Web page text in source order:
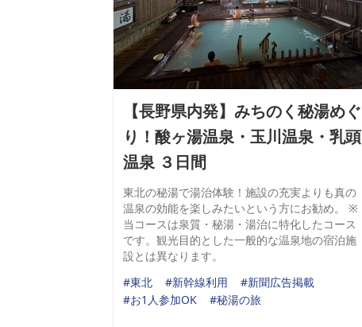
【長野県内発】みちのく秘湯めぐ
り！酸ヶ湯温泉・玉川温泉・乳頭
温泉 ３日間
東北の秘湯で湯治体験！施設の充実よりも真の
温泉の効能を楽しみたいという方にお勧め。 ※
当コースは泉質・秘湯・湯治に特化したコース
です。観光目的とした一般的な温泉地の宿泊施
設とは異なります。
#東北
#新幹線利用
#新聞広告掲載
#お1人参加OK
#秘湯の旅